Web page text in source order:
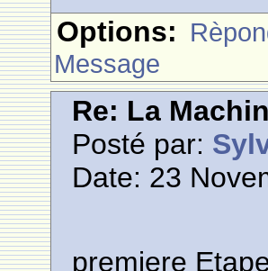
Options:
Message
Re: La
Posté par:
Date: 23
premiere